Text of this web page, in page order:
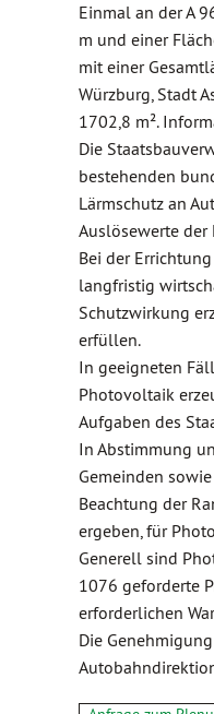
Einmal an der A
m und einer
mit einer
Würzburg, Stadt
1702,8 m².
Die
bestehenden
Lärmschutz an
Auslösewerte
Bei der
langfristig
Schutzwirkung
erfüllen.
In geeigneten
Photovoltaik
Aufgaben des
In Abstimmung
Gemeinden
Beachtung der
ergeben, für
Generell sind
1076 geforderte
erforderlichen
Die